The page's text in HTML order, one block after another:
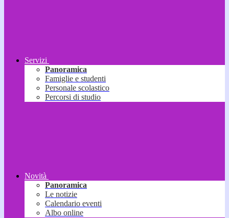
Servizi
Panoramica
Famiglie e studenti
Personale scolastico
Percorsi di studio
Novità
Panoramica
Le notizie
Calendario eventi
Albo online